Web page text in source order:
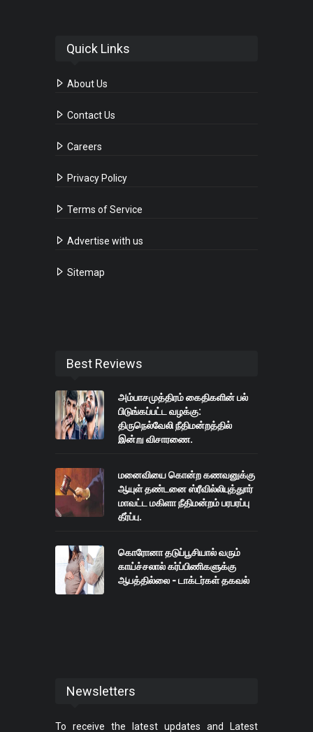
Quick Links
About Us
Contact Us
Careers
Privacy Policy
Terms of Service
Advertise with us
Sitemap
Best Reviews
அம்பாசமுத்திரம் கைதிகளின் பல்
பிடுங்கப்பட்ட வழக்கு:
திருநெல்வேலி நீதிமன்றத்தில்
இன்று விசாரணை.
மனைவியை கொன்ற கணவனுக்கு
ஆயுள் தண்டனை ஸ்ரீவில்லிபுத்துார்
மாவட்ட மகிளா நீதிமன்றம் பரபரப்பு
தீர்ப்பு.
கொரோனா தடுப்பூசியால் வரும்
காய்ச்சலால் கர்ப்பிணிகளுக்கு
ஆபத்தில்லை - டாக்டர்கள் தகவல்
Newsletters
To receive the latest updates and Latest